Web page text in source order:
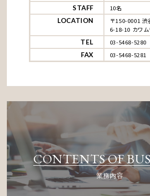
STAFF
10名
LOCATION
〒150-0001 渋
6-18-10 カワム
TEL
03-5468-5280
FAX
03-5468-5281
CONTENTS OF
業務内容